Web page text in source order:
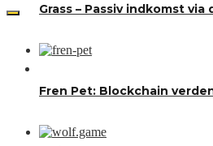
Grass – Passiv indkomst
Fren Pet: Blockchain